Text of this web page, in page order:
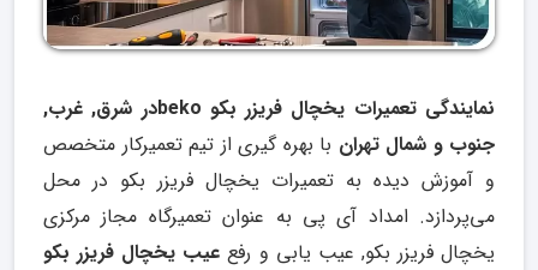
نمایندگی تعمیرات یخچال فریزر بکو bekoدر شرق, غرب,
جنوب و شمال تهران با بهره گیری از تیم تعمیرکار متخصص
و آموزش دیده به تعمیرات یخچال فریزر بکو در محل
می‌پردازد. امداد آی پی به عنوان تعمیرگاه مجاز مرکزی
یخچال فریزر بکو, عیب یابی و رفع عیب یخچال فریزر بکو